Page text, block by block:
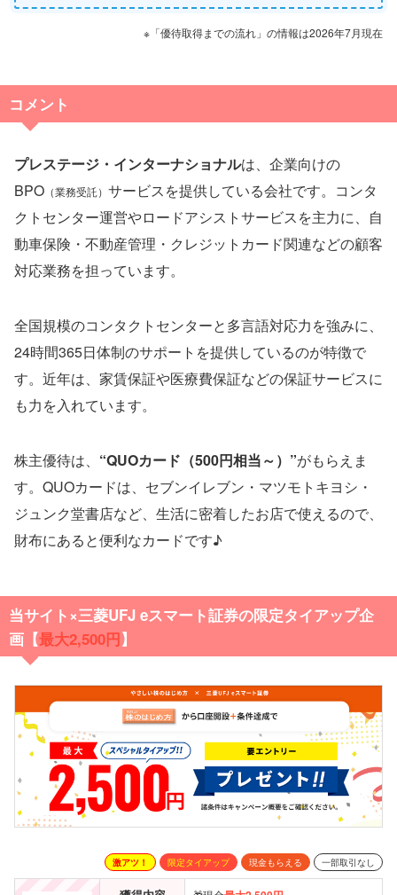
※「優待取得までの流れ」の情報は2026年7月現在
コメント
プレステージ・インターナショナルは、企業向けの
BPO （業務受託） サービスを提供している会社です。コンタ
クトセンター運営やロードアシストサービスを主力に、自
動車保険・不動産管理・クレジットカード関連などの顧客
対応業務を担っています。
全国規模のコンタクトセンターと多言語対応力を強みに、
24時間365日体制のサポートを提供しているのが特徴で
す。近年は、家賃保証や医療費保証などの保証サービスに
も力を入れています。
株主優待は、 “QUOカード（500円相当～）”がもらえま
す。QUOカードは、セブンイレブン・マツモトキヨシ・
ジュンク堂書店など、生活に密着したお店で使えるので、
財布にあると便利なカードです♪
当サイト×三菱UFJ eスマート証券の限定タイアップ企
画【最大2,500円】
激アツ！ 限定タイアップ 現金もらえる 一部取引なし